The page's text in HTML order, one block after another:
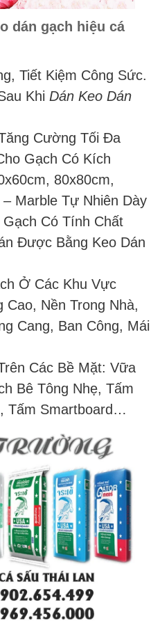
dán gạch hiệu cá
Tiết Kiệm Công Sức.
Khi Dán Keo Dán
Cường Tối Đa
Gạch Có Kích
80x80cm,
Marble Tự Nhiên Dày
Có Tính Chất
Được Bằng Keo Dán
Ở Các Khu Vực
Nền Trong Nhà,
Cang, Ban Công, Mái
Các Bề Mặt: Vữa
Bê Tông Nhẹ, Tấm
Tấm Smartboard…